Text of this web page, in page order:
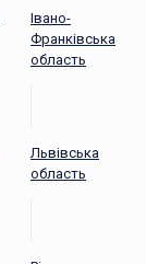
Івано-
Франківська
область
Львівська
область